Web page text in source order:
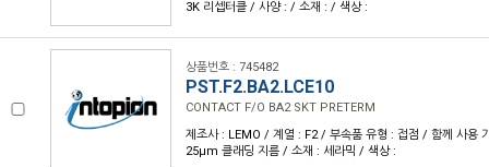
3K 리셉터클 / 사양 : / 소재 : / 색상 :
상품번호 : 745482
PST.F2.BA2.LCE10
CONTACT F/O BA2 SKT PRETERM
제조사 : LEMO / 계열 : F2 / 부속품 유형 : 접점 / 함께 사용
25µm 클래딩 지름 / 소재 : 세라믹 / 색상 :